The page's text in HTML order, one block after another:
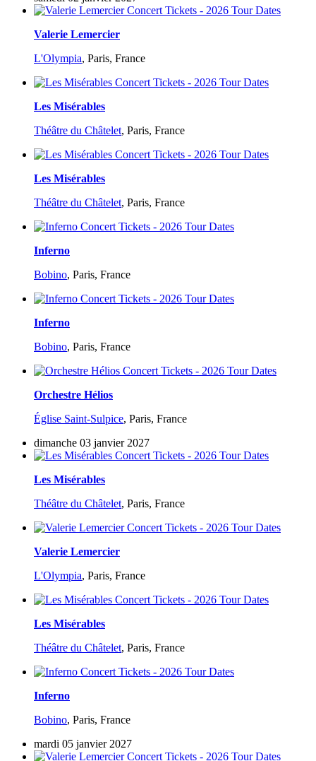
Valerie Lemercier
L'Olympia, Paris, France
Les Misérables
Théâtre du Châtelet, Paris, France
Les Misérables
Théâtre du Châtelet, Paris, France
Inferno
Bobino, Paris, France
Inferno
Bobino, Paris, France
Orchestre Hélios
Église Saint-Sulpice, Paris, France
dimanche 03 janvier 2027
Les Misérables
Théâtre du Châtelet, Paris, France
Valerie Lemercier
L'Olympia, Paris, France
Les Misérables
Théâtre du Châtelet, Paris, France
Inferno
Bobino, Paris, France
mardi 05 janvier 2027